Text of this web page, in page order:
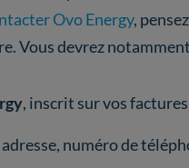
Ovo Energy,
Vous devrez
, inscrit sur vos factures
numéro de